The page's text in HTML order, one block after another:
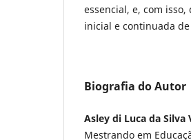
essencial, e, com
inicial e continuada
Biografia do Autor
Asley di Luca da
Mestrando em